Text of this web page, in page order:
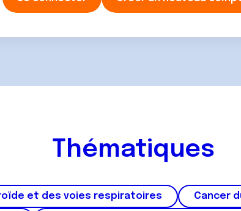
Thématiques
et des voies respiratoires Cancer